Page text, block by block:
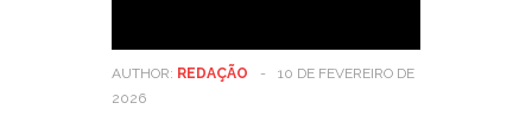
AUTHOR: REDAÇÃO -
10 DE FEVEREIRO DE
2026